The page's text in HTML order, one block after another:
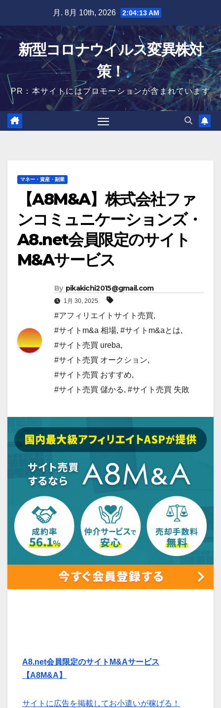
content
月. 8月 10th, 2026 2:04:15 AM
新型コロナウイルス変異株対
策！
PR：本サイトにはプロモーションが含まれています
マネー・資産・副業
【A8M&A】株式会社ファ
ンコミュニケーションズ・
A8.net会員限定のサイト
M&Aサービス
By pikakichi2015@gmail.com
1月 30, 2025
#アフィリエイトサイト売買,
#サイトm&a 相場, #サイトm&aとは,
#サイト売買 ureba,
#サイト売買 オークション,
#サイト売買 おすすめ,
#サイト売買 儲かる, #サイト売買 失敗
A8.net会員限定のサイトM&Aサービス
【A8M&A】
サイトに広告を掲載してお小遣いが稼げる！